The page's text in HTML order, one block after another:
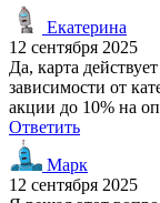
Екатерина
12 сентября 2025
Да, карта
зависимости от
акции до 10% на
Ответить
Марк
12 сентября 2025